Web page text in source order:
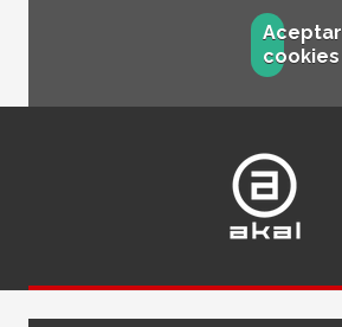
Aceptar
cookies